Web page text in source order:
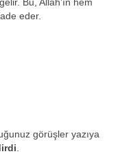
eder.
görüşler yazıya